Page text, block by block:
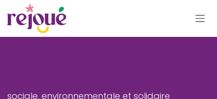
Se rendre au contenu
sociale, environnementale et solidaire